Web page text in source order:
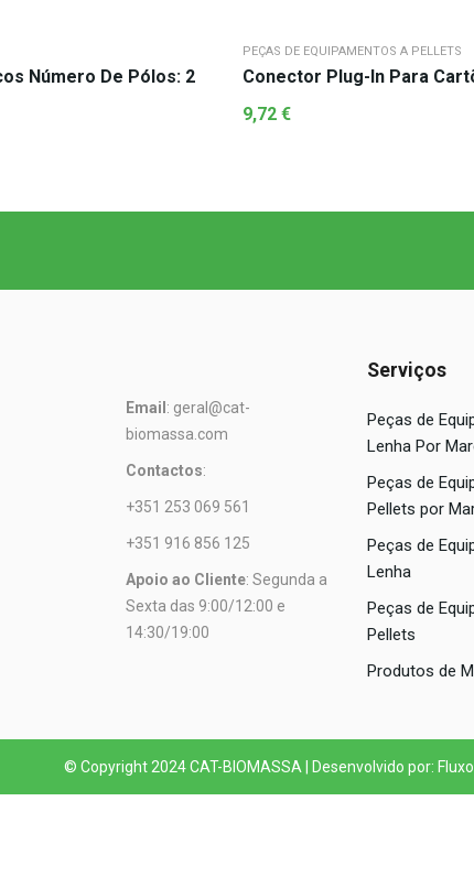
Conector Plug-In Para Cartões Eletrônicos Número De Pólos: 2
PEÇAS DE EQUIPAMENTOS A PELLETS
9,72 €
Email : geral@cat-
biomassa.com
Contactos:
+351 253 069 561
+351 916 856 125
Apoio ao Cliente: Segunda a
Sexta das 9:00/12:00 e
14:30/19:00
Serviços
Peças de
Lenha Por
Peças de
Pellets por
Peças de
Lenha
Peças de
Pellets
Produtos de
© Copyright 2024 CAT-BIOMASSA | Desenvolvido por: